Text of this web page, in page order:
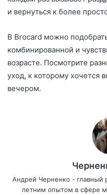
и вернуться к более
В Brocard можно
комбинированной и
возрасте. Посмотрите
уход, к которому хочется
вечером.
Андрей Черненко - главный
летним опытом в сфере